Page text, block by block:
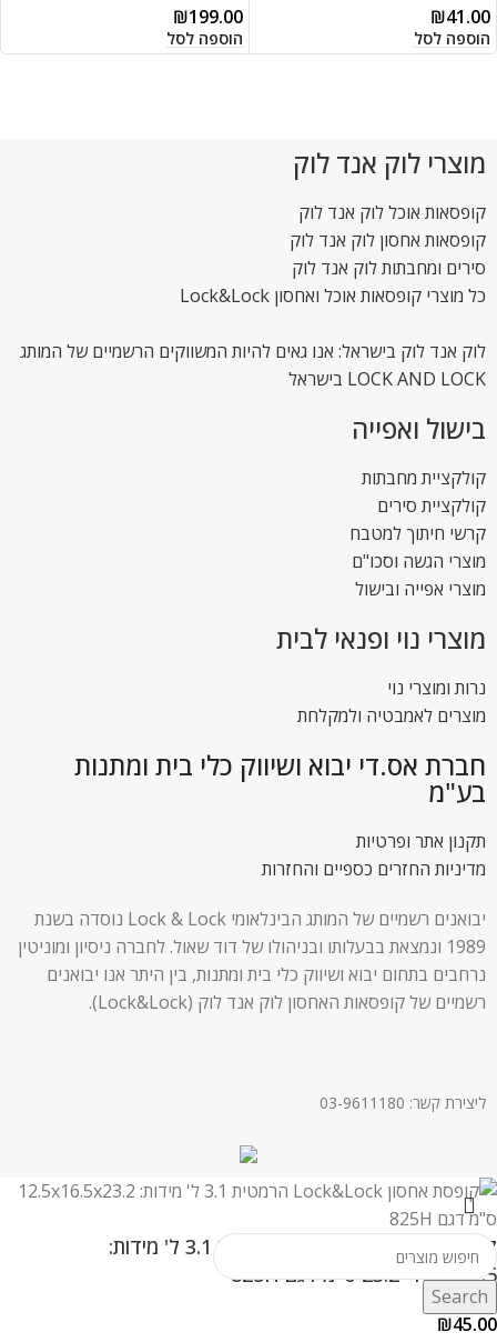
1.4 ליטר / מידות:
₪41.00
הוספה לסל
₪199.00
הוספה לסל
מוצרי לוק אנד לוק
קופסאות אוכל לוק אנד לוק
קופסאות אחסון לוק אנד לוק
סירים ומחבתות לוק אנד לוק
כל מוצרי קופסאות אוכל ואחסון Lock&Lock
לוק אנד לוק בישראל: אנו גאים להיות המשווקים הרשמיים של המותג
LOCK AND LOCK בישראל
בישול ואפייה
קולקציית מחבתות
קולקציית סירים
קרשי חיתוך למטבח
מוצרי הגשה וסכו"ם
מוצרי אפייה ובישול
מוצרי נוי ופנאי לבית
נרות ומוצרי נוי
מוצרים לאמבטיה ולמקלחת
חברת אס.די יבוא ושיווק כלי בית ומתנות
בע"מ
תקנון אתר ופרטיות
מדיניות החזרים כספיים והחזרות
יבואנים רשמיים של המותג הבינלאומי Lock & Lock נוסדה בשנת
1989 ונמצאת בבעלותו ובניהולו של דוד שאול. לחברה ניסיון ומוניטין
נרחבים בתחום יבוא ושיווק כלי בית ומתנות, בין היתר אנו יבואנים
רשמיים של קופסאות האחסון לוק אנד לוק (Lock&Lock).
ליצירת קשר: 03-9611180
Search
קופסת אחסון Lock&Lock הרמטית 3.1 ל' מידות:
12.5×16.5×23.2 ס"מ דגם 825H
₪45.00